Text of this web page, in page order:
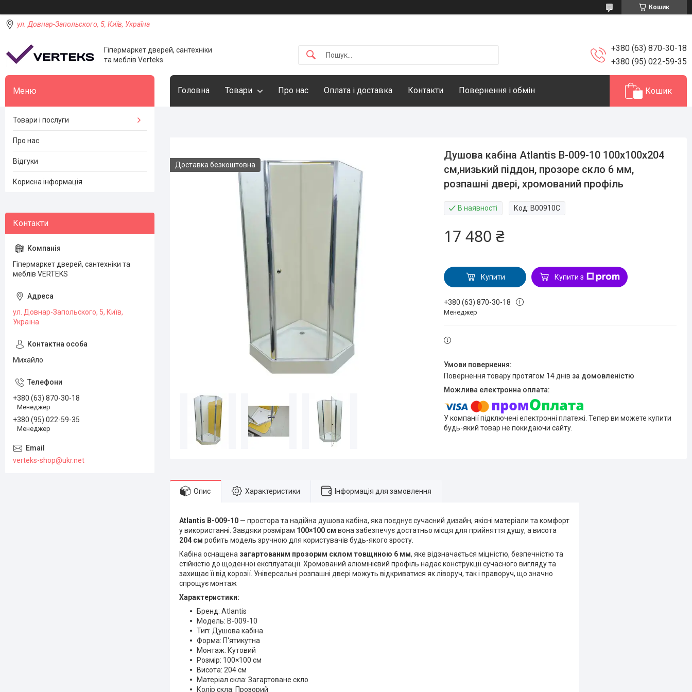
Кошик
ул. Довнар-Запольского, 5, Київ, Україна
Гіпермаркет дверей, сантехніки
та меблів Verteks
+380 (63) 870-30-18
+380 (95) 022-59-35
Головна Товари Про нас Оплата і доставка Контакти Повернення і обмін Кошик
Доставка безкоштовна
Душова кабіна Atlantis B-009-10 100х100х204
см,низький піддон, прозоре скло 6 мм,
розпашні двері, хромований профіль
В наявності Код: B00910С
17 480 ₴
Купити Купити з
+380 (63) 870-30-18
Менеджер
повернення товару протягом 14 днів за домовленістю
У компанії підключені електронні платежі. Тепер ви можете купити
будь-який товар не покидаючи сайту.
Опис Характеристики Інформація для замовлення
Atlantis B-009-10 — простора та надійна душова кабіна, яка поєднує сучасний дизайн, якісні матеріали та комфорт
у використанні. Завдяки розмірам 100×100 см вона забезпечує достатньо місця для прийняття душу, а висота
204 см робить модель зручною для користувачів будь-якого зросту.
Кабіна оснащена загартованим прозорим склом товщиною 6 мм, яке відзначається міцністю, безпечністю та
стійкістю до щоденної експлуатації. Хромований алюмінієвий профіль надає конструкції сучасного вигляду та
захищає її від корозії. Універсальні розпашні двері можуть відкриватися як ліворуч, так і праворуч, що значно
спрощує монтаж
Характеристики:
Бренд: Atlantis
Модель: B-009-10
Тип: Душова кабіна
Форма: П'ятикутна
Монтаж: Кутовий
Розмір: 100×100 см
Висота: 204 см
Матеріал скла: Загартоване скло
Колір скла: Прозорий
Товари і послуги
Про нас
Відгуки
Корисна інформація
Гіпермаркет дверей, сантехніки та
меблів VERTEKS
ул. Довнар-Запольского, 5, Київ,
Україна
Михайло
+380 (63) 870-30-18
Менеджер
+380 (95) 022-59-35
Менеджер
verteks-shop@ukr.net